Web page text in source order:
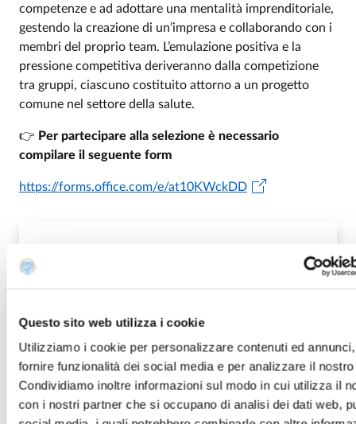
Questo sito web utilizza i cookie
Utilizziamo i cookie per personalizzare contenuti ed
fornire funzionalità dei social media e per analizzare il
Condividiamo inoltre informazioni sul modo in cui utilizza il
con i nostri partner che si occupano di analisi dei dati web,
competenze e ad adottare una mentalità imprenditoriale,
gestendo la creazione di un’impresa e collaborando con i
membri del proprio team. L’emulazione positiva e la
pressione competitiva deriveranno dalla competizione
tra gruppi, ciascuno costituito attorno a un progetto
comune nel settore della salute.
👉 Per partecipare alla selezione è necessario
compilare il seguente form
https://forms.office.com/e/at10KWckDD
PDF GRADUATORIA DI AMMISSIONE